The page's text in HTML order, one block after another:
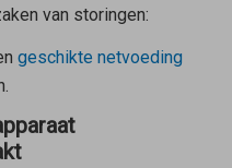
van storingen:
geschikte netvoeding